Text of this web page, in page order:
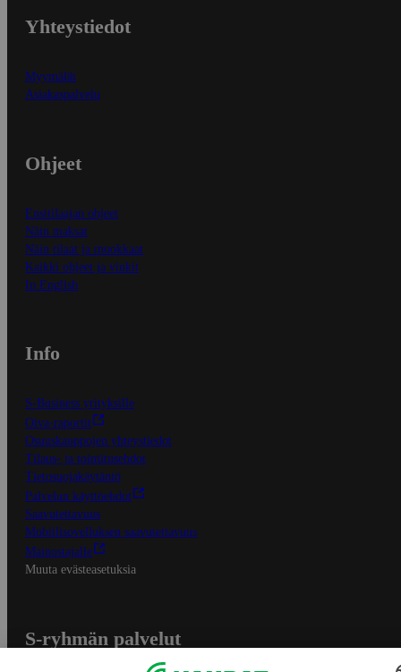
Yhteystiedot
Myymälät
Asiakaspalvelu
Ohjeet
Ensitilaajan ohjeet
Näin maksat
Näin tilaat ja muokkaat
Kaikki ohjeet ja vinkit
In English
Info
S-Business yrityksille
Oiva-raportit
Osuuskauppojen yhteystiedot
Tilaus- ja toimitusehdot
Tietosuojakäytäntö
Palvelun käyttöehdot
Saavutettavuus
Mobiilisovelluksen saavutettavuus
Mainostajalle
Muuta evästeasetuksia
S-ryhmän palvelut